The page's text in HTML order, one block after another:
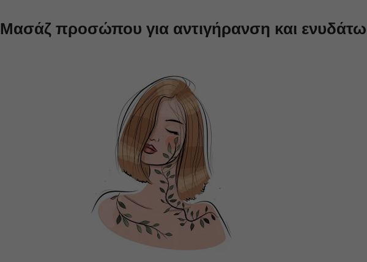
Μασάζ προσώπου για αντιγήρανση και